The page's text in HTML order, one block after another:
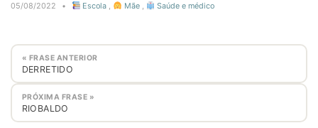
05/08/2022 • Escola , Mãe, Saúde e médico
« FRASE ANTERIOR
DERRETIDO
PRÓXIMA FRASE »
RIOBALDO